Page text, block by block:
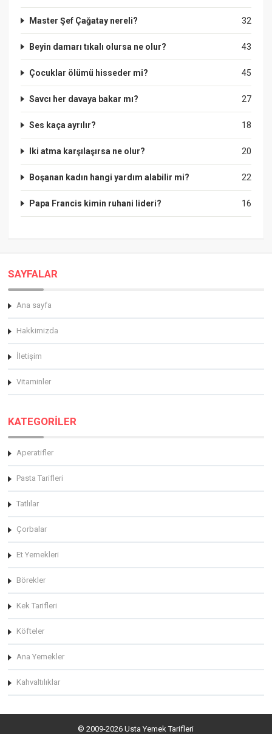
32
Master Şef Çağatay nereli?
43
Beyin damarı tıkalı olursa ne olur?
45
Çocuklar ölümü hisseder mi?
27
Savcı her davaya bakar mı?
18
Ses kaça ayrılır?
20
Iki atma karşılaşırsa ne olur?
22
Boşanan kadın hangi yardım alabilir mi?
16
Papa Francis kimin ruhani lideri?
SAYFALAR
Ana sayfa
Hakkimizda
İletişim
Vitaminler
KATEGORİLER
Aperatifler
Pasta Tarifleri
Tatlılar
Çorbalar
Et Yemekleri
Börekler
Kek Tarifleri
Köfteler
Ana Yemekler
Kahvaltılıklar
© 2009-2026 Usta Yemek Tarifleri